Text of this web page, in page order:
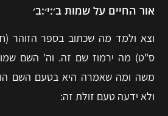
אור החיים על שמות ב׳:י׳:ב׳
וצא ולמד מה שכתוב בספר הזוהר
ס"ט) מה ירמוז שם זה. וה' השם
משה ומה שאמרה היא בטעם השם
ולא ידעה טעם זולת זה: